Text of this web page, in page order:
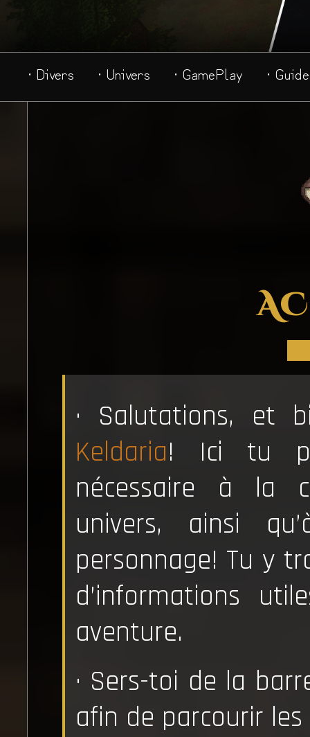
· Divers · Univers · GamePlay ·
· Salutations, et
Keldaria! Ici tu
nécessaire à la
univers, ainsi
personnage! Tu y
d’informations
aventure.
· Sers-toi de la
afin de parcourir